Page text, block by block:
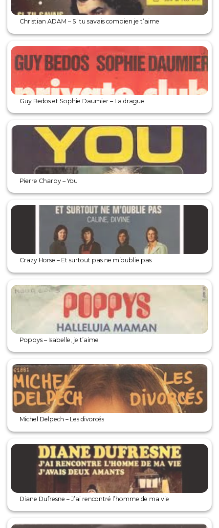
Christian ADAM – Si tu savais combien je t’aime
Guy Bedos et Sophie Daumier – La drague
Pierre Charby – You
Crazy Horse – Et surtout pas ne m’oublie pas
Poppys – Isabelle, je t’aime
Michel Delpech – Les divorcés
Diane Dufresne – J’ai rencontré l’homme de ma vie